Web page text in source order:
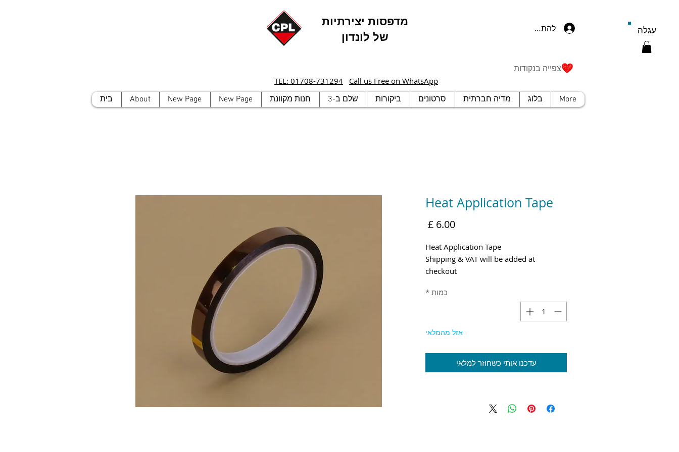
מדפסות יצירתיות
של לונדון
TEL: 01708-731294 Call us Free on WhatsApp
להתחברות
צפייה בנקודות
בית About New Page New Page חנות מקוונת שלם ב-3 ביקורות סרטונים מדיה חברתית בלוג More
עגלה
Heat Application Tape
מחיר
Heat Application Tape
Shipping & VAT will be added at
checkout
כמות *
אזל מהמלאי
עדכנו אותי כשחוזר למלאי